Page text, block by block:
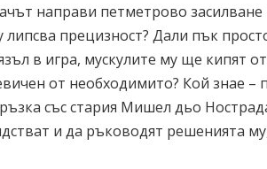
направи петметрово
липсва прецизност? Дали пък
в игра, мускулите му ще кипят
от необходимито? Кой знае –
със стария Мишел дьо
и да ръководят решенията